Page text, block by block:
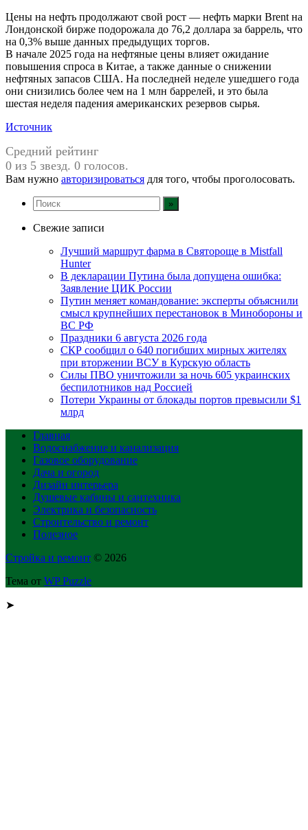
Цены на нефть продолжают свой рост — нефть марки Brent на
Лондонской бирже подорожала до 76,2 доллара за баррель, что
на 0,3% выше данных предыдущих торгов.
В начале 2025 года на нефтяные цены влияет ожидание
повышения спроса в Китае, а также данные о снижении
нефтяных запасов США. На последней неделе ушедшего года
они снизились более чем на 1 млн баррелей, и это была
шестая неделя падения американских резервов сырья.
Источник
Средний рейтинг
0 из 5 звезд. 0 голосов.
Вам нужно авторизироваться для того, чтобы проголосовать.
Свежие записи
Лучший маршрут фарма в Святороще в Mistfall
Hunter
В декларации Путина была допущена ошибка:
Заявление ЦИК России
Путин меняет командование: эксперты объяснили
смысл крупнейших перестановок в Минобороны и
ВС РФ
Праздники 6 августа 2026 года
СКР сообщил о 640 погибших мирных жителях
при вторжении ВСУ в Курскую область
Силы ПВО уничтожили за ночь 605 украинских
беспилотников над Россией
Потери Украины от блокады портов превысили $1
млрд
Главная
Водоснабжение и канализация
Газовое оборудование
Дача и огород
Дизайн интерьера
Душевые кабины и сантехника
Электрика и безопасность
Строительство и ремонт
Полезное
Стройка и ремонт © 2026
Тема от WP Puzzle
➤